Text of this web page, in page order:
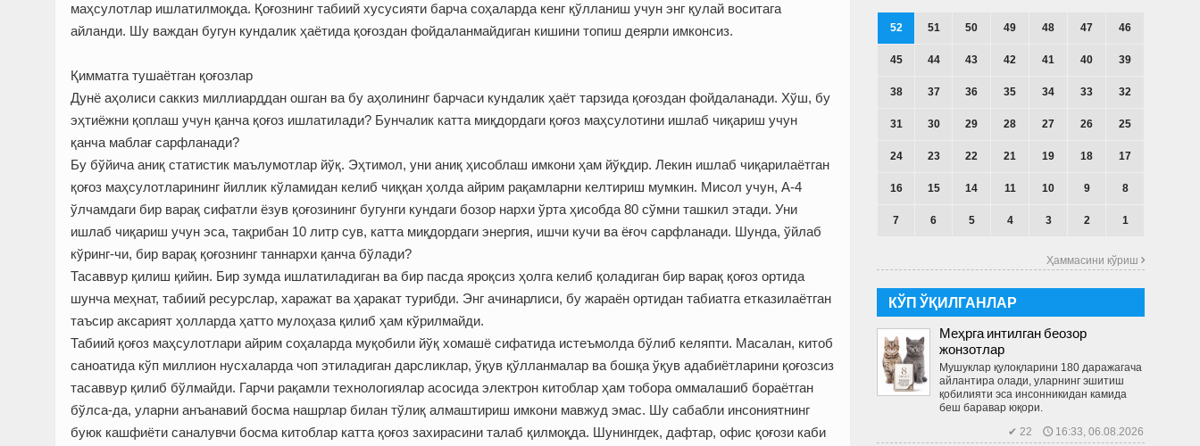
маҳсулотлар ишлатилмоқда. Қоғознинг табиий хусусияти барча соҳаларда кенг қўлланиш учун энг қулай воситага
айланди. Шу важдан бугун кундалик ҳаётида қоғоздан фойдаланмайдиган кишини топиш деярли имконсиз.
Қимматга тушаётган қоғозлар
Дунё аҳолиси саккиз миллиарддан ошган ва бу аҳолининг барчаси кундалик ҳаёт тарзида қоғоздан фойдаланади. Хўш, бу
эҳтиёжни қоплаш учун қанча қоғоз ишлатилади? Бунчалик катта миқдордаги қоғоз маҳсулотини ишлаб чиқариш учун
қанча маблағ сарфланади?
Бу бўйича аниқ статистик маълумотлар йўқ. Эҳтимол, уни аниқ ҳисоблаш имкони ҳам йўқдир. Лекин ишлаб чиқарилаётган
қоғоз маҳсулотларининг йиллик кўламидан келиб чиққан ҳолда айрим рақамларни келтириш мумкин. Мисол учун, А-4
ўлчамдаги бир варақ сифатли ёзув қоғозининг бугунги кундаги бозор нархи ўрта ҳисобда 80 сўмни ташкил этади. Уни
ишлаб чиқариш учун эса, тақрибан 10 литр сув, катта миқдордаги энергия, ишчи кучи ва ёғоч сарфланади. Шунда, ўйлаб
кўринг-чи, бир варақ қоғознинг таннархи қанча бўлади?
Тасаввур қилиш қийин. Бир зумда ишлатиладиган ва бир пасда яроқсиз ҳолга келиб қоладиган бир варақ қоғоз ортида
шунча меҳнат, табиий ресурслар, харажат ва ҳаракат турибди. Энг ачинарлиси, бу жараён ортидан табиатга етказилаётган
таъсир аксарият ҳолларда ҳатто мулоҳаза қилиб ҳам кўрилмайди.
Табиий қоғоз маҳсулотлари айрим соҳаларда муқобили йўқ хомашё сифатида истеъмолда бўлиб келяпти. Масалан, китоб
саноатида кўп миллион нусхаларда чоп этиладиган дарсликлар, ўқув қўлланмалар ва бошқа ўқув адабиётларини қоғозсиз
тасаввур қилиб бўлмайди. Гарчи рақамли технологиялар асосида электрон китоблар ҳам тобора оммалашиб бораётган
бўлса-да, уларни анъанавий босма нашрлар билан тўлиқ алмаштириш имкони мавжуд эмас. Шу сабабли инсониятнинг
буюк кашфиёти саналувчи босма китоблар катта қоғоз захирасини талаб қилмоқда. Шунингдек, дафтар, офис қоғози каби
52 51 50 49 48 47 46
45 44 43 42 41 40 39
38 37 36 35 34 33 32
31 30 29 28 27 26 25
24 23 22 21 19 18 17
16 15 14 11 10 9 8
7 6 5 4 3 2 1
Ҳаммасини кўриш 
КЎП ЎҚИЛГАНЛАР
Меҳрга интилган беозор
жонзотлар
Мушуклар қулоқларини 180 даражагача
айлантира олади, уларнинг эшитиш
қобилияти эса инсонникидан камида
беш баравар юқори.
✔ 22 🕔 16:33, 06.08.2026